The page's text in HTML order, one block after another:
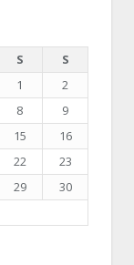
S
S
1
2
8
9
15
16
22
23
29
30